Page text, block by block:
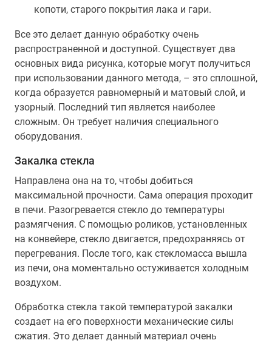
копоти, старого покрытия лака и гари.
Все это делает данную обработку очень
распространенной и доступной. Существует два
основных вида рисунка, которые могут получиться
при использовании данного метода, – это сплошной,
когда образуется равномерный и матовый слой, и
узорный. Последний тип является наиболее
сложным. Он требует наличия специального
оборудования.
Закалка стекла
Направлена она на то, чтобы добиться
максимальной прочности. Сама операция проходит
в печи. Разогревается стекло до температуры
размягчения. С помощью роликов, установленных
на конвейере, стекло двигается, предохраняясь от
перегревания. После того, как стекломасса вышла
из печи, она моментально остуживается холодным
воздухом.
Обработка стекла такой температурой закалки
создает на его поверхности механические силы
сжатия. Это делает данный материал очень